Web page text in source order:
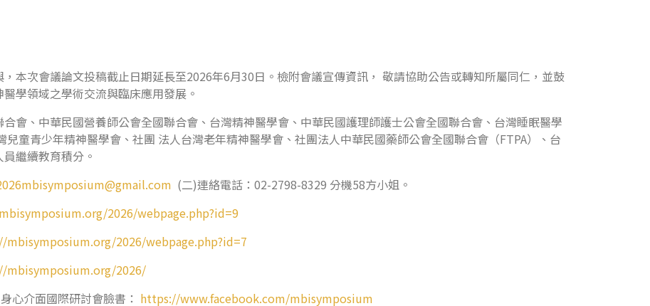
本次會議論文投稿截止日期延長至2026年6月30日。檢附會議宣傳資訊， 敬請協助公告或轉知所屬同仁，並鼓
學領域之學術交流與臨床應用發展。
會、中華民國營養師公會全國聯合會、台灣精神醫學會、中華民國護理師護士公會全國聯合會、台灣睡眠醫學
童青少年精神醫學會、社團 法人台灣老年精神醫學會、社團法人中華民國藥師公會全國聯合會（FTPA）、台
繼續教育積分。
(二)連絡電話：02-2798-8329 分機58方小姐。
2026/webpage.php?id=9
mbisymposium.org/2026/webpage.php?id=7
mbisymposium.org/2026/
心介面國際研討會臉書： https://www.facebook.com/mbisymposium